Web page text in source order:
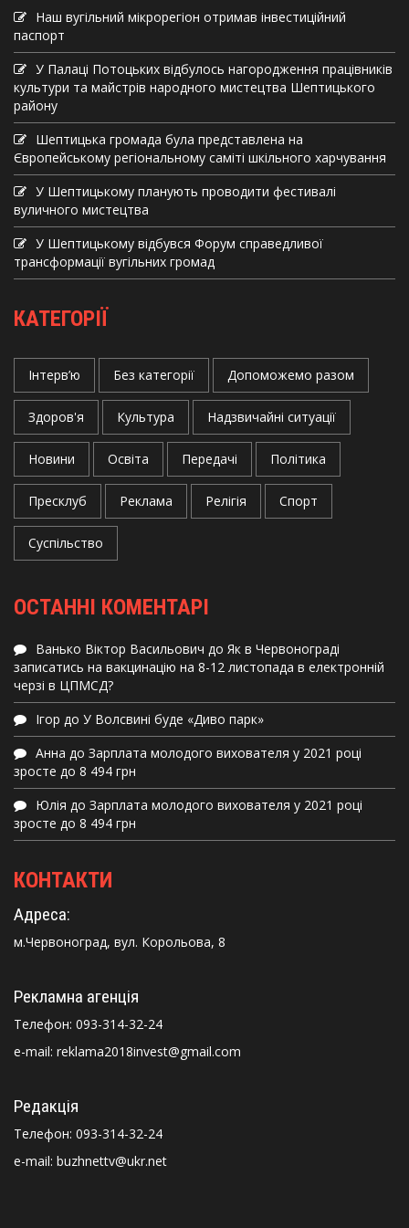
Наш вугільний мікрорегіон отримав інвеcтиційний
паспорт
У Палаці Потоцьких відбулось нагородження працівників
культури та майстрів народного мистецтва Шептицького
району
Шептицька громада була представлена на
Європейському регіональному саміті шкільного харчування
У Шептицькому планують проводити фестивалі
вуличного мистецтва
У Шептицькому відбувся Форум справедливої
трансформації вугільних громад
КАТЕГОРІЇ
Інтерв’ю Без категорії Допоможемо разом
Здоров'я Культура Надзвичайні ситуації
Новини Освіта Передачі Політика
Пресклуб Реклама Релігія Спорт
Суспільство
ОСТАННІ КОМЕНТАРІ
Ванько Віктор Васильович до Як в Червонограді
записатись на вакцинацію на 8-12 листопада в електронній
черзі в ЦПМСД?
Ігор до У Волсвині буде «Диво парк»
Анна до Зарплата молодого вихователя у 2021 році
зросте до 8 494 грн
Юлія до Зарплата молодого вихователя у 2021 році
зросте до 8 494 грн
КОНТАКТИ
Адреса:
м.Червоноград, вул. Корольова, 8
Рекламна агенція
Телефон: 093-314-32-24
e-mail: reklama2018invest@gmail.com
Редакція
Телефон: 093-314-32-24
e-mail: buzhnettv@ukr.net